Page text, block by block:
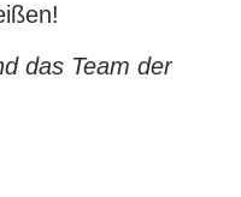
das Team der